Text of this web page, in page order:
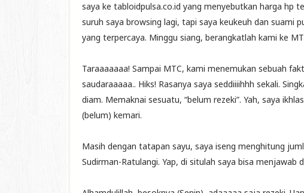
saya ke tabloidpulsa.co.id yang menyebutkan harga hp
suruh saya browsing lagi, tapi saya keukeuh dan suami
yang terpercaya. Minggu siang, berangkatlah kami ke
Taraaaaaaa! Sampai MTC, kami menemukan sebuah
saudaraaaaa.. Hiks! Rasanya saya seddiiiihhh sekali.
diam. Memaknai sesuatu, “belum rezeki”. Yah, saya
(belum) kemari.
Masih dengan tatapan sayu, saya iseng menghitung
Sudirman-Ratulangi. Yap, di situlah saya bisa